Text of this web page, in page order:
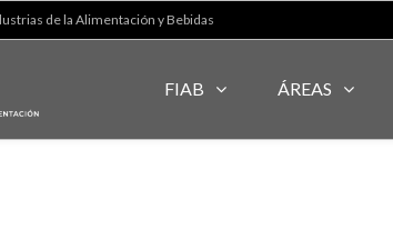
de la Alimentación y Bebidas
FIAB ÁREAS